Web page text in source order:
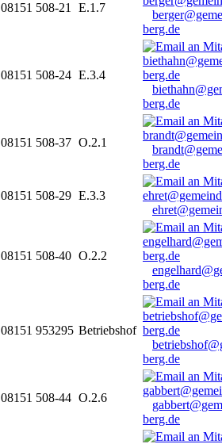
08151 508-21 E.1.7
berg.de
08151 508-24 E.3.4
berg.de
08151 508-37 O.2.1
berg.de
08151 508-29 E.3.3
08151 508-40 O.2.2
berg.de
08151 953295 Betriebshof
berg.de
08151 508-44 O.2.6
berg.de